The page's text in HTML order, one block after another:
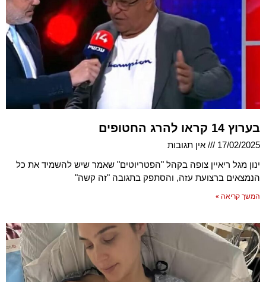
בערוץ 14 קראו להרג החטופים
17/02/2025
אין תגובות
ינון מגל ריאיין צופה בקהל "הפטריוטים" שאמר שיש להשמיד את כל
הנמצאים ברצועת עזה, והסתפק בתגובה "זה קשה"
המשך קריאה »